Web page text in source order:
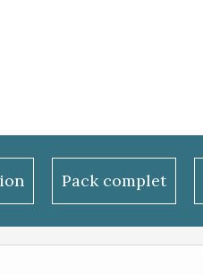
Pack complet